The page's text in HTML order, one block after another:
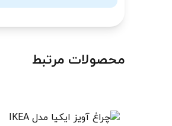
محصولات مرتبط